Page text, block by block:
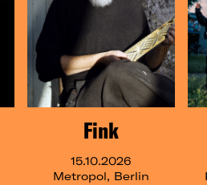
Fink
15.10.2026
Metropol, Berlin